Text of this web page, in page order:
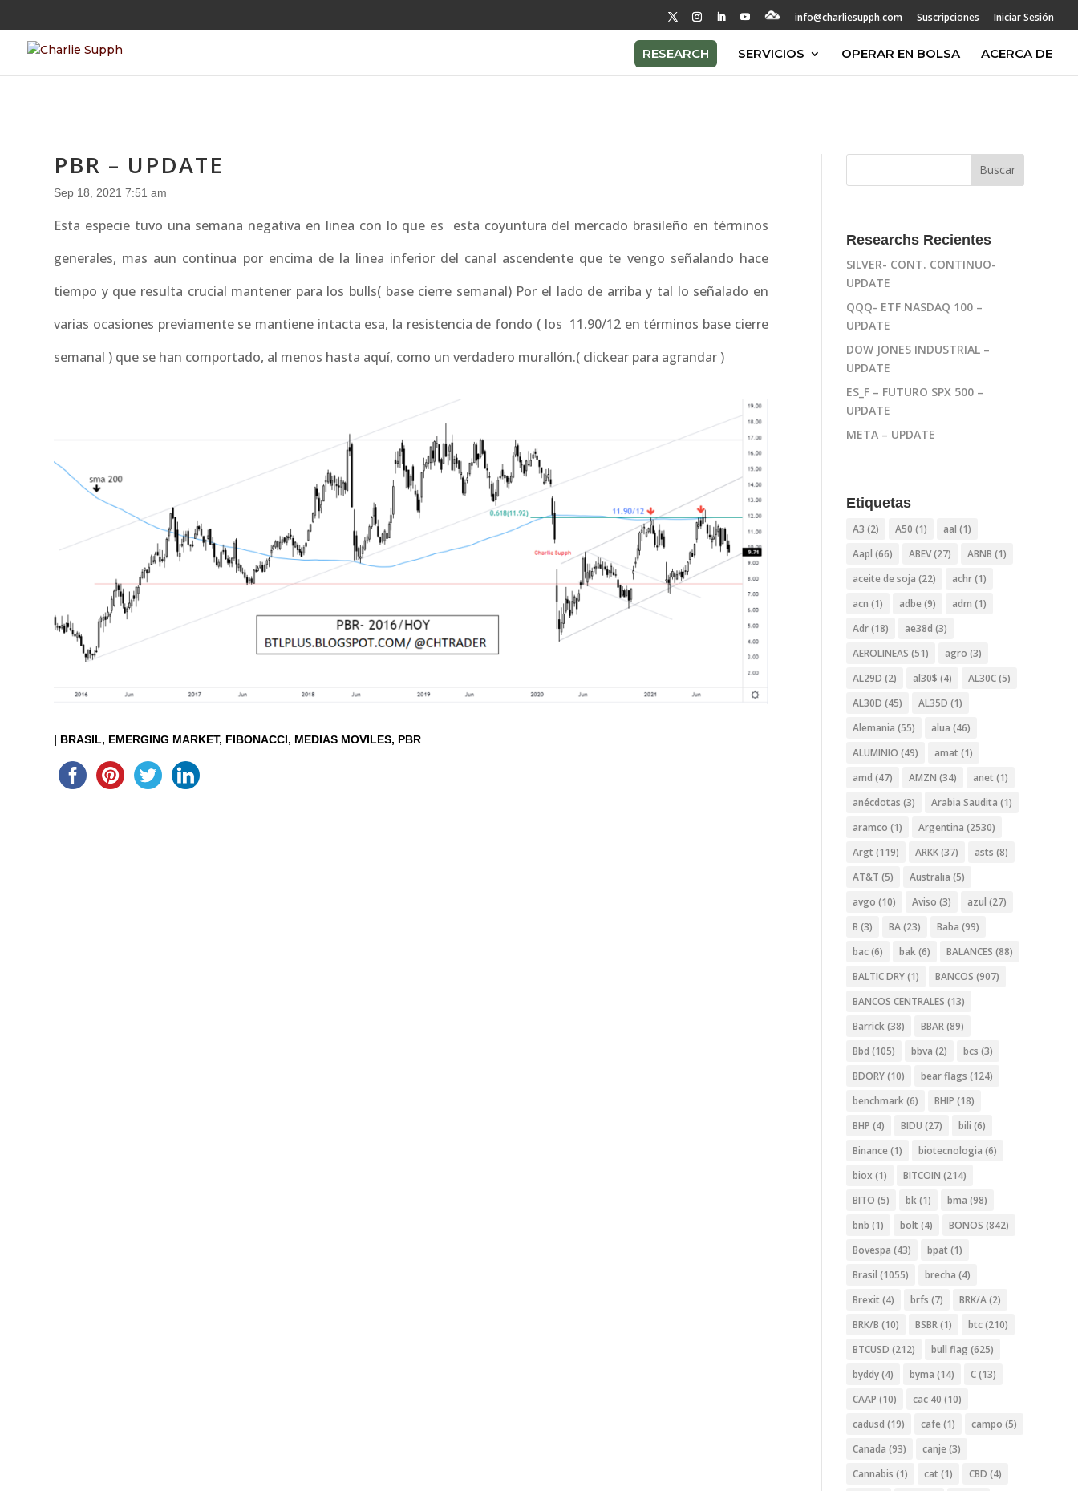
info@charliesupph.com Suscripciones Iniciar Sesión
RESEARCH SERVICIOS OPERAR EN BOLSA ACERCA DE
PBR – UPDATE
Sep 18, 2021 7:51 am
Esta especie tuvo una semana negativa en linea con lo que es esta coyuntura del mercado brasileño en términos
generales, mas aun continua por encima de la linea inferior del canal ascendente que te vengo señalando hace
tiempo y que resulta crucial mantener para los bulls( base cierre semanal) Por el lado de arriba y tal lo señalado en
varias ocasiones previamente se mantiene intacta esa, la resistencia de fondo ( los 11.90/12 en términos base cierre
semanal ) que se han comportado, al menos hasta aquí, como un verdadero murallón.( clickear para agrandar )
| BRASIL EMERGING MARKET FIBONACCI MEDIAS MOVILES PBR
Researchs Recientes
SILVER- CONT. CONTINUO-
UPDATE
QQQ- ETF NASDAQ 100 –
UPDATE
DOW JONES INDUSTRIAL –
UPDATE
ES_F – FUTURO SPX 500 –
UPDATE
META – UPDATE
Etiquetas
A3 (2) A50 (1) aal (1)
Aapl (66) ABEV(27) ABNB (1)
aceite de soja (22) achr(1)
acn (1) adbe (9) adm (1)
Adr(18) ae38d (3)
AEROLINEAS (51) agro (3)
AL29D (2) al30$ (4) AL30C(5)
AL30D (45) AL35D (1)
Alemania (55) alua (46)
ALUMINIO (49) amat (1)
amd (47) AMZN (34) anet (1)
anécdotas (3) Arabia Saudita (1)
aramco (1) Argentina (2530)
Argt (119) ARKK(37) asts (8)
AT&T (5) Australia (5)
avgo (10) Aviso (3) azul (27)
B (3) BA(23) Baba (99)
bac(6) bak(6) BALANCES (88)
BALTIC DRY(1) BANCOS (907)
BANCOS CENTRALES (13)
Barrick(38) BBAR(89)
Bbd (105) bbva (2) bcs (3)
BDORY(10) bear flags (124)
benchmark(6) BHIP (18)
BHP (4) BIDU (27) bili (6)
Binance (1) biotecnologia (6)
biox (1) BITCOIN (214)
BITO (5) bk(1) bma (98)
bnb (1) bolt (4) BONOS (842)
Bovespa (43) bpat (1)
Brasil (1055) brecha (4)
Brexit (4) brfs (7) BRK/A(2)
BRK/B (10) BSBR(1) btc(210)
BTCUSD (212) bull flag (625)
byddy(4) byma (14) C(13)
CAAP (10) cac 40 (10)
cadusd (19) cafe (1) campo (5)
Canada (93) canje (3)
Cannabis (1) cat (1) CBD (4)